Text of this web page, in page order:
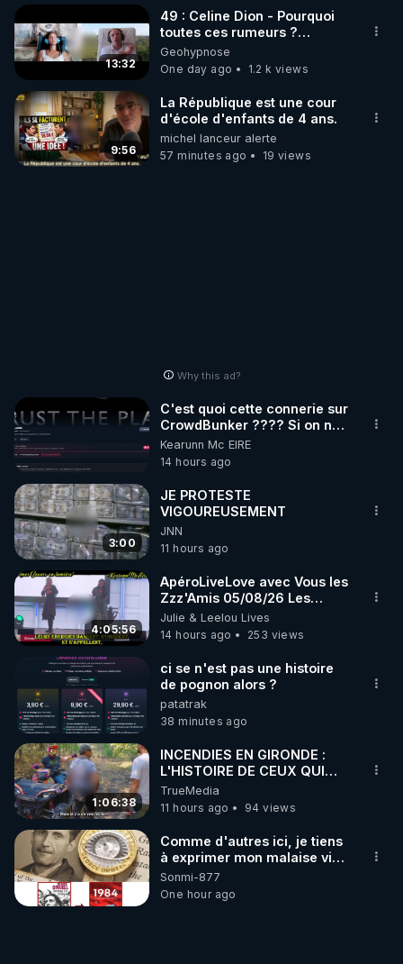
13:32
49 : Celine Dion - Pourquoi
toutes ces rumeurs ?
Enquête sous hypnose
Geohypnose
One day ago
1.2 k views
9:56
La République est une cour
d'école d'enfants de 4 ans.
michel lanceur alerte
57 minutes ago
19 views
Why this ad?
C'est quoi cette connerie sur
CrowdBunker ???? Si on ne
peut plus publier, c'est un
peu de la censure. Ne payez
pas les boucliers pour voir
mes vidéos, c'est une
arnaque parce que ma
gratuits. Je préfère la voir
mourir que de voir mes
CrowdBunker s'est tiré une
balle dans le pied sans nos
chaines CrowdBunker n'est
plus rien. Migrez vers les
Odysee, et Tik-Tok", je vous
mettrai les liens en
commentaires. Bisous la
famille.
Kearunn Mc EIRE
14 hours ago
3:00
JE PROTESTE
VIGOUREUSEMENT
JNN
11 hours ago
4:05:56
ApéroLiveLove avec Vous les
Zzz'Amis 05/08/26 Les
Zzz'Infos Bonheur de Leelou
Julie & Leelou Lives
14 hours ago
253 views
ci se n'est pas une histoire
de pognon alors ?
patatrak
38 minutes ago
1:06:38
INCENDIES EN GIRONDE :
L'HISTOIRE DE CEUX QUI
SONT RESTÉS
TrueMedia
11 hours ago
94 views
Comme d'autres ici, je tiens
à exprimer mon malaise vis-
à-vis des choix de l'équipe
CrowdBunker quant à
l'évolution de la plateforme.
Sonmi-877
One hour ago